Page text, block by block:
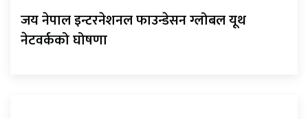
जय नेपाल इन्टरनेशनल फाउन्डेसन ग्लोबल यूथ
नेटवर्कको घोषणा